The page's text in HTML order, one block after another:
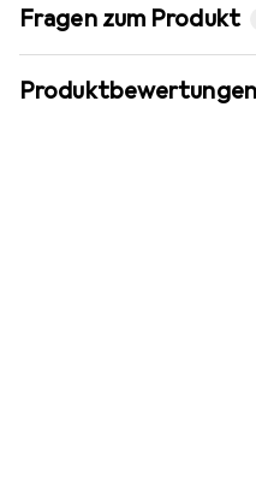
Fragen zum Produkt
Produktbewertungen